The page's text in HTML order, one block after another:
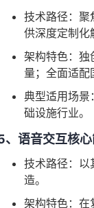
技术路径：聚
供深度定制化
架构特色：独
量；全面适配
典型适用场景
础设施行业。
、语音交互核
技术路径：以
造。
架构特色：在